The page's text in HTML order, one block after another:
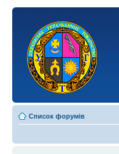
Список форумів